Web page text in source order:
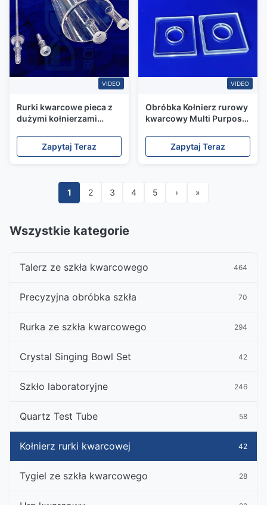
VIDEO
Rurki kwarcowe pieca z
dużymi kołnierzami
kwarcowymi
Zapytaj Teraz
VIDEO
Obróbka Kołnierz rurowy
kwarcowy Multi Purpose
twardość
Zapytaj Teraz
1 2 3 4 5 › »
Wszystkie kategorie
Talerz ze szkła kwarcowego 464
Precyzyjna obróbka szkła 70
Rurka ze szkła kwarcowego 294
Crystal Singing Bowl Set 42
Szkło laboratoryjne 246
Quartz Test Tube 58
Kołnierz rurki kwarcowej 42
Tygiel ze szkła kwarcowego 28